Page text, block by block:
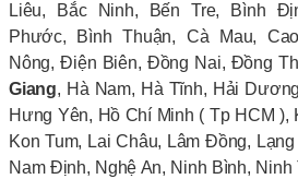
Liêu, Bắc Ninh, Bến Tre, Bình
Phước, Bình Thuận, Cà Mau,
Nông, Điện Biên, Đồng Nai, Đồng
Giang, Hà Nam, Hà Tĩnh, Hải
Hưng Yên, Hồ Chí Minh ( Tp HCM ),
Kon Tum, Lai Châu, Lâm Đồng,
Nam Định, Nghệ An, Ninh Bình, Ninh